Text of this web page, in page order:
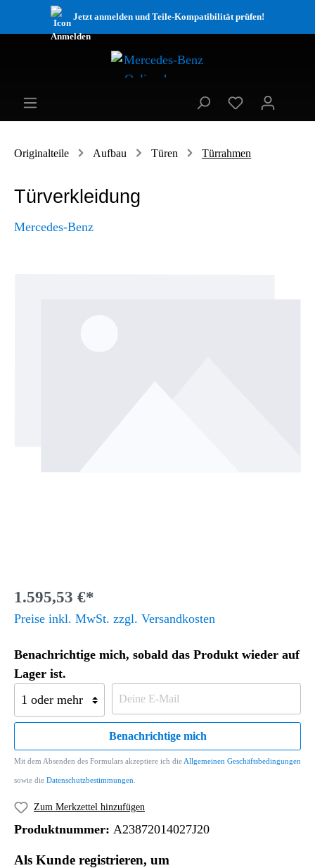
Jetzt anmelden und Teile-Kompatibilität prüfen!
Originalteile Aufbau Türen Türrahmen
Türverkleidung
Mercedes-Benz
1.595,53 €*
Preise inkl. MwSt. zzgl. Versandkosten
Benachrichtige mich, sobald das Produkt wieder auf
Lager ist.
Benachrichtige mich
Mit dem Absenden des Formulars akzeptiere ich die Allgemeinen Geschäftsbedingungen
sowie die Datenschutzbestimmungen
Zum Merkzettel hinzufügen
Produktnummer: A23872014027J20
Als Kunde registrieren, um